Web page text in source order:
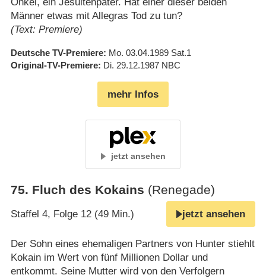
Männer etwas mit Allegras Tod zu tun?
(Text: Premiere)
Deutsche TV-Premiere Mo. 03.04.1989 Sat.1
Original-TV-Premiere Di. 29.12.1987 NBC
mehr Infos
jetzt ansehen
75. Fluch des Kokains (Renegade)
Staffel 4, Folge 12 (49 Min.) jetzt ansehen
Der Sohn eines ehemaligen Partners von Hunter stiehlt
Kokain im Wert von fünf Millionen Dollar und
entkommt. Seine Mutter wird von den Verfolgern